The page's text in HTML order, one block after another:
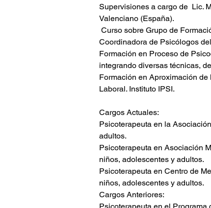
Supervisiones a cargo de  Lic.
Valenciano (España).
Curso sobre Grupo de Formación para el Inicio de la Práctica Clínica . En
Coordinadora de Psicólogos
Formación en Proceso de
integrando diversas técnicas,
Formación en Aproximación
Laboral. Instituto IPSI.
Cargos Actuales:
Psicoterapeuta en la
adultos.
Psicoterapeuta en Asociación
niños, adolescentes y adultos.
Psicoterapeuta en Centro de
niños, adolescentes y adultos.
Cargos Anteriores: